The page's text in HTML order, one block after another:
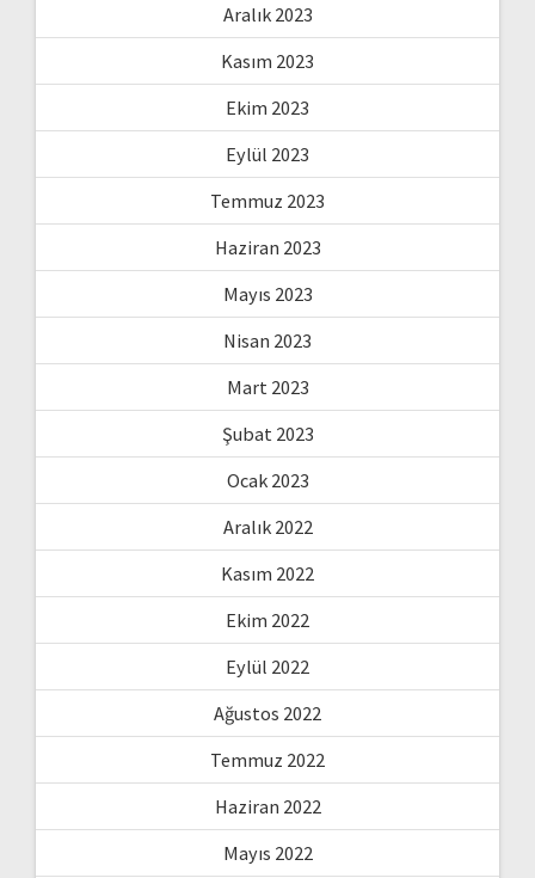
Aralık 2023
Kasım 2023
Ekim 2023
Eylül 2023
Temmuz 2023
Haziran 2023
Mayıs 2023
Nisan 2023
Mart 2023
Şubat 2023
Ocak 2023
Aralık 2022
Kasım 2022
Ekim 2022
Eylül 2022
Ağustos 2022
Temmuz 2022
Haziran 2022
Mayıs 2022